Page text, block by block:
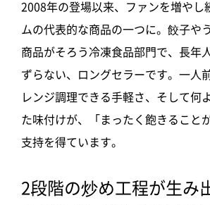
2008年の登場以来、ファンを増やし
ムの代表的な商品の一つに。餃子や
商品がそろう冷凍食品部門で、長年
ずらない、ロングセラーです。一人
レンジ調理できる手軽さ、そして何
た味付けが、「まったく飽きること
支持を得ています。
2段階の炒め工程が生み